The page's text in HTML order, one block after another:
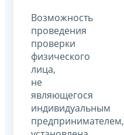
Возможность
проведения
проверки
физического
лица,
не
являющегося
индивидуальным
предпринимателем,